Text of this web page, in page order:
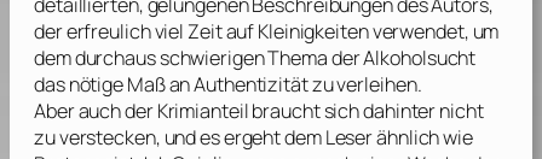
der erfreulich viel Zeit auf Kleinigkeiten verwendet, um
dem durchaus schwierigen Thema der Alkoholsucht
das nötige Maß an Authentizität zu verleihen.
Aber auch der Krimianteil braucht sich dahinter nicht
zu verstecken, und es ergeht dem Leser ähnlich wie